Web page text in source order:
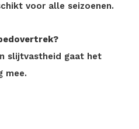
voor alle seizoenen.
slijtvastheid gaat het
mee.